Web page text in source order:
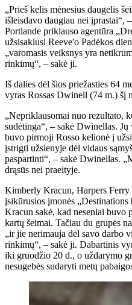
„Prieš kelis mėnesius daugelis
išleisdavo daugiau nei įprastai“,
Portlande priklauso agentūra
užsisakiusi Reeve'o Padėkos
„varomasis veiksnys yra
rinkimų“, – sakė ji.
Iš dalies dėl šios priežasties 64
vyras Rossas Dwinell (74 m.) šį
„Nepriklausomai nuo rezultato,
sudėtinga“, – sakė Dwinellas.
buvo pirmoji Rosso kelionė į
įstrigti užsienyje dėl vidaus
paspartinti“, – sakė Dwinellas.
drąsūs nei praeityje.
Kimberly Kracun, Harpers
įsikūrusios įmonės
Kracun sakė, kad neseniai buvo
kartų šeimai. Tačiau du grupės
„ir jie nerimauja dėl savo darbo
rinkimų“, – sakė ji. Dabartinis
iki gruodžio 20 d., o uždarymo
nesugebės sudaryti metų